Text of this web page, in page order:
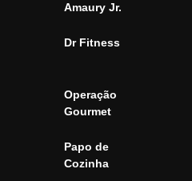
Amaury Jr.
Dr Fitness
Operação
Gourmet
Papo de
Cozinha